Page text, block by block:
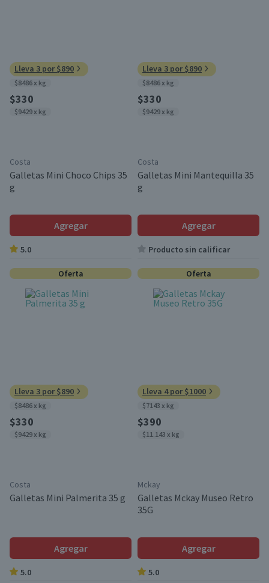
Lleva 3 por $890
$8486 x kg
$330
$9429 x kg
Costa
Galletas Mini Choco Chips 35
g
Agregar
5.0
Lleva 3 por $890
$8486 x kg
$330
$9429 x kg
Costa
Galletas Mini Mantequilla 35
g
Agregar
Producto sin calificar
Oferta
Lleva 3 por $890
$8486 x kg
$330
$9429 x kg
Costa
Galletas Mini Palmerita 35 g
Agregar
5.0
Oferta
Lleva 4 por $1000
$7143 x kg
$390
$11.143 x kg
Mckay
Galletas Mckay Museo Retro
35G
Agregar
5.0